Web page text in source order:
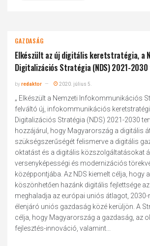
GAZDASÁG
Elkészült az új digitális keretstratégia, a
Digitalizációs Stratégia (NDS) 2021-
byredaktor 2020. július 5.
„ Elkészült a Nemzeti Infokommunikációs
felváltó új, infokommunikációs
Digitalizációs Stratégia (NDS) 2021-2030
hozzájárul, hogy Magyarország a digitális
szükségszerűségét felismerve a digitális
oktatást és a digitális közszolgáltatásokat
versenyképességi és modernizációs
középpontjába. Az NDS kiemelt célja, hogy
köszönhetően hazánk digitális fejlettsége
meghaladja az európai uniós átlagot, 2030-
élenjáró uniós gazdaság közé kerüljön. A
célja, hogy Magyarország a gazdaság, az
fejlesztés-innováció, valamint...